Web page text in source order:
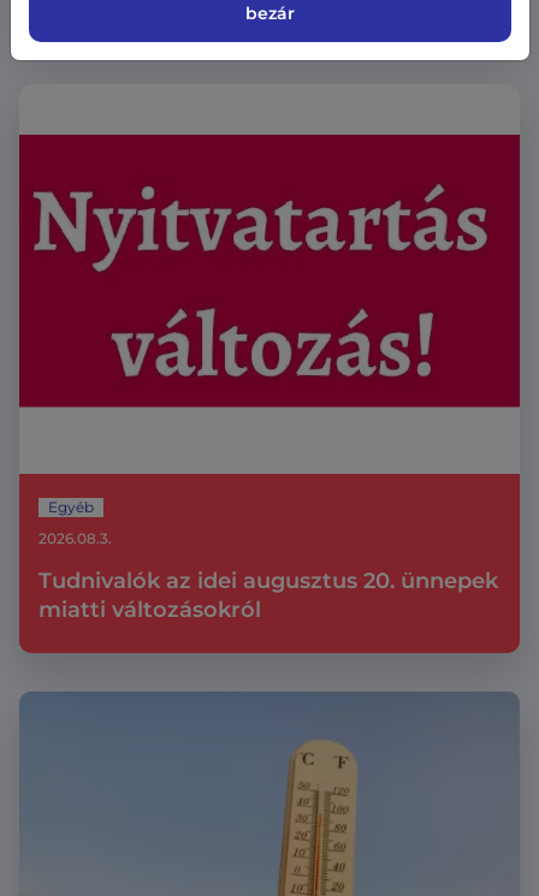
Egyéb
Tudnivalók az idei augusztus 20. ünnepek
miatti változásokról
2026.08.3.
bezár